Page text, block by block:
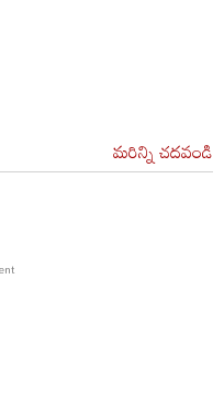
మరిన్ని చదవండి